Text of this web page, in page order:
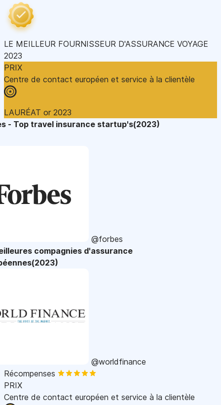
LE MEILLEUR FOURNISSEUR D'ASSURANCE VOYAGE
2023
PRIX
Centre de contact européen et service à la clientèle
LAURÉAT or 2023
- Top travel insurance startup's(2023)
@forbes
compagnies d'assurance
@worldfinance
Récompenses
PRIX
Centre de contact européen et service à la clientèle